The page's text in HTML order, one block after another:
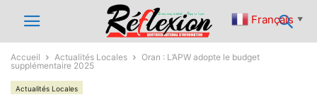
Accueil Actualités Locales
Oran : L’APW adopte le budget
supplémentaire 2025
Actualités Locales
Français ▼